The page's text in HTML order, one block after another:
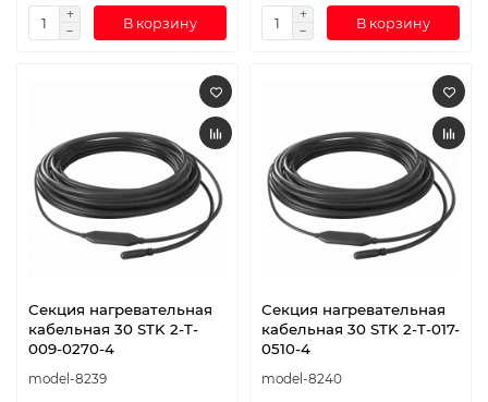
В корзину В корзину
Секция нагревательная
кабельная 30 STK 2-T-
009-0270-4
model-8239
Секция нагревательная
кабельная 30 STK 2-T-017-
0510-4
model-8240